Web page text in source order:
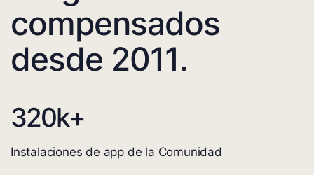
compensados
desde 2011.
320k+
Instalaciones de app de la Comunidad